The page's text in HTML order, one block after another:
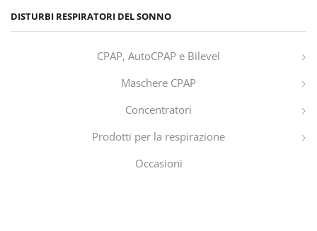
DISTURBI RESPIRATORI DEL SONNO
CPAP, AutoCPAP e Bilevel
Maschere CPAP
Concentratori
Prodotti per la respirazione
Occasioni